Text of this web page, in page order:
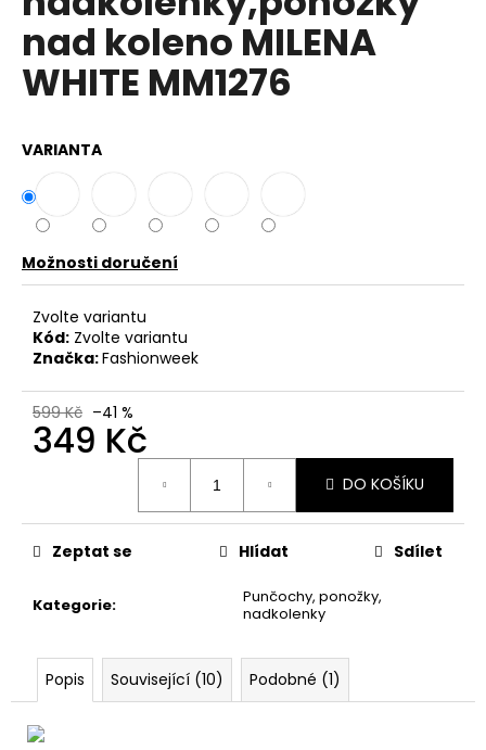
5
hvězdiček.
nad koleno MILENA
WHITE MM1276
VARIANTA
Možnosti doručení
Zvolte variantu
Kód: Zvolte variantu
Značka:Fashionweek
599 Kč –41 %
349 Kč
DO KOŠÍKU
Kategorie:
Punčochy, ponožky,
nadkolenky
Zeptat se Hlídat Sdílet
Popis Související (10) Podobné (1)
u
j
e
m
DÁMSKÉ
BAVLNĚNÉ
ŠATY
S
IT-
LOBOS
799
Původně:
899
Kč